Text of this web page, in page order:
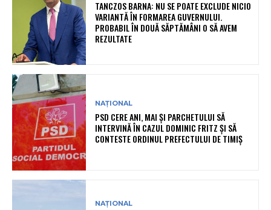
TANCZOS BARNA: NU SE POATE EXCLUDE NICIO
VARIANTĂ ÎN FORMAREA GUVERNULUI.
PROBABIL ÎN DOUĂ SĂPTĂMÂNI O SĂ AVEM
REZULTATE
NAȚIONAL
PSD CERE ANI, MAI ȘI PARCHETULUI SĂ
INTERVINĂ ÎN CAZUL DOMINIC FRITZ ȘI SĂ
CONTESTE ORDINUL PREFECTULUI DE TIMIȘ
NAȚIONAL